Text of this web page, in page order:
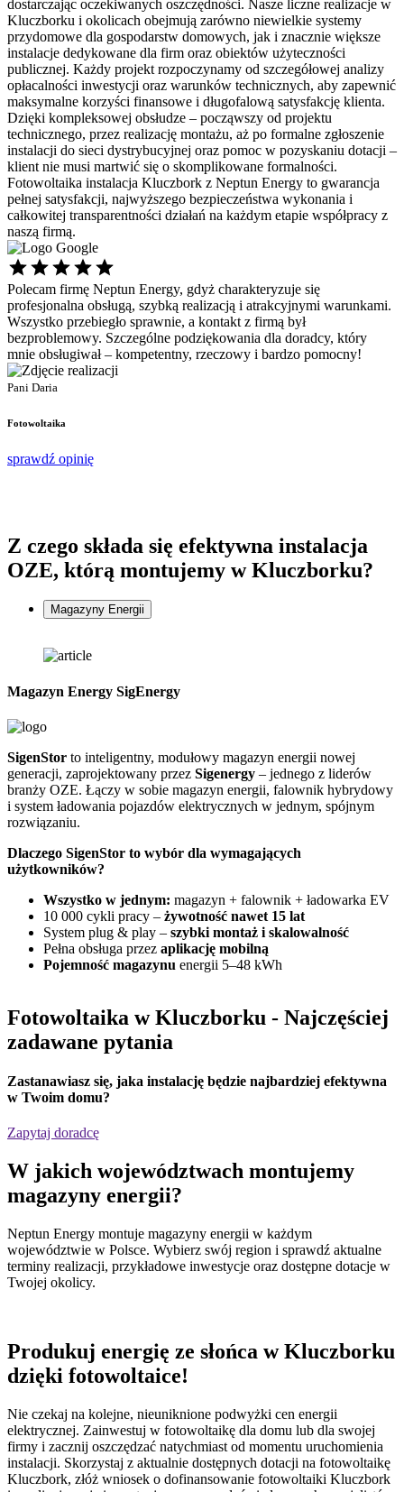
dostarczając oczekiwanych oszczędności. Nasze liczne realizacje w
Kluczborku i okolicach obejmują zarówno niewielkie systemy
przydomowe dla gospodarstw domowych, jak i znacznie większe
instalacje dedykowane dla firm oraz obiektów użyteczności
publicznej. Każdy projekt rozpoczynamy od szczegółowej analizy
opłacalności inwestycji oraz warunków technicznych, aby zapewnić
maksymalne korzyści finansowe i długofalową satysfakcję klienta.
Dzięki kompleksowej obsłudze – począwszy od projektu
technicznego, przez realizację montażu, aż po formalne zgłoszenie
instalacji do sieci dystrybucyjnej oraz pomoc w pozyskaniu dotacji –
klient nie musi martwić się o skomplikowane formalności.
Fotowoltaika instalacja Kluczbork z Neptun Energy to gwarancja
pełnej satysfakcji, najwyższego bezpieczeństwa wykonania i
całkowitej transparentności działań na każdym etapie współpracy z
naszą firmą.
Polecam firmę Neptun Energy, gdyż charakteryzuje się
profesjonalna obsługą, szybką realizacją i atrakcyjnymi warunkami.
Wszystko przebiegło sprawnie, a kontakt z firmą był
bezproblemowy. Szczególne podziękowania dla doradcy, który
mnie obsługiwał – kompetentny, rzeczowy i bardzo pomocny!
Pani Daria
Fotowoltaika
sprawdź opinię
Z czego składa się efektywna instalacja
OZE, którą montujemy w Kluczborku?
Magazyny Energii
Magazyn Energy SigEnergy
SigenStor to inteligentny, modułowy magazyn energii nowej
generacji, zaprojektowany przez Sigenergy – jednego z liderów
branży OZE. Łączy w sobie magazyn energii, falownik hybrydowy
i system ładowania pojazdów elektrycznych w jednym, spójnym
rozwiązaniu.
Dlaczego SigenStor to wybór dla wymagających
użytkowników?
Wszystko w jednym: magazyn + falownik + ładowarka EV
10 000 cykli pracy – żywotność nawet 15 lat
System plug & play – szybki montaż i skalowalność
Pełna obsługa przez aplikację mobilną
Pojemność magazynu energii 5–48 kWh
Fotowoltaika w Kluczborku - Najczęściej
zadawane pytania
Zastanawiasz się, jaka instalację będzie najbardziej efektywna
w Twoim domu?
Zapytaj doradcę
W jakich województwach montujemy
magazyny energii?
Neptun Energy montuje magazyny energii w każdym
województwie w Polsce. Wybierz swój region i sprawdź aktualne
terminy realizacji, przykładowe inwestycje oraz dostępne dotacje w
Twojej okolicy.
Produkuj energię ze słońca w Kluczborku
dzięki fotowoltaice!
Nie czekaj na kolejne, nieuniknione podwyżki cen energii
elektrycznej. Zainwestuj w fotowoltaikę dla domu lub dla swojej
firmy i zacznij oszczędzać natychmiast od momentu uruchomienia
instalacji. Skorzystaj z aktualnie dostępnych dotacji na fotowoltaikę
Kluczbork, złóż wniosek o dofinansowanie fotowoltaiki Kluczbork